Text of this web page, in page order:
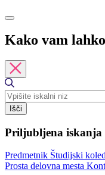
Kako vam
Išči
Priljubljena iskanja
Predmetnik Študijski
Prosta delovna mesta